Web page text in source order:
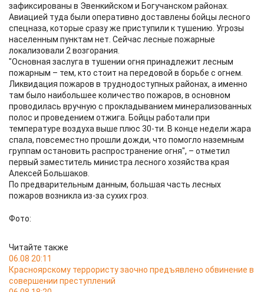
зафиксированы в Эвенкийском и Богучанском районах.
Авиацией туда были оперативно доставлены бойцы лесного
спецназа, которые сразу же приступили к тушению. Угрозы
населенным пунктам нет. Сейчас лесные пожарные
локализовали 2 возгорания.
"Основная заслуга в тушении огня принадлежит лесным
пожарным – тем, кто стоит на передовой в борьбе с огнем.
Ликвидация пожаров в труднодоступных районах, а именно
там было наибольшее количество пожаров, в основном
проводилась вручную с прокладыванием минерализованных
полос и проведением отжига. Бойцы работали при
температуре воздуха выше плюс 30-ти. В конце недели жара
спала, повсеместно прошли дожди, что помогло наземным
группам остановить распространение огня", – отметил
первый заместитель министра лесного хозяйства края
Алексей Большаков.
По предварительным данным, большая часть лесных
пожаров возникла из-за сухих гроз.
Фото:
Читайте также
06.08 20:11
Красноярскому террористу заочно предъявлено обвинение в
совершении преступлений